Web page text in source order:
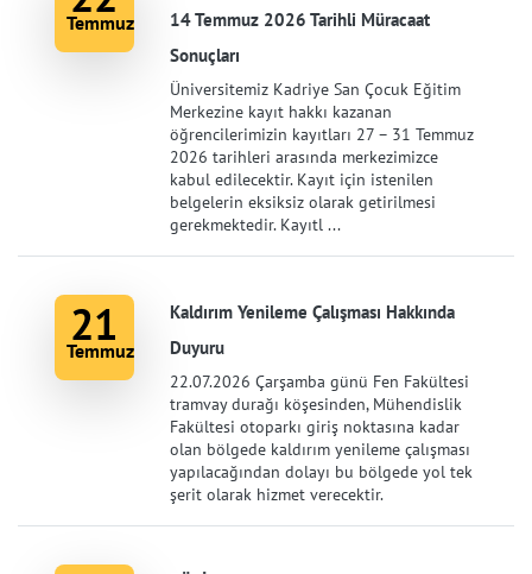
Temmuz
14 Temmuz 2026 Tarihli Müracaat
Sonuçları
Üniversitemiz Kadriye San Çocuk Eğitim
Merkezine kayıt hakkı kazanan
öğrencilerimizin kayıtları 27 – 31 Temmuz
2026 tarihleri arasında merkezimizce
kabul edilecektir. Kayıt için istenilen
belgelerin eksiksiz olarak getirilmesi
gerekmektedir. Kayıtl ...
21
Temmuz
Kaldırım Yenileme Çalışması Hakkında
Duyuru
22.07.2026 Çarşamba günü Fen Fakültesi
tramvay durağı köşesinden, Mühendislik
Fakültesi otoparkı giriş noktasına kadar
olan bölgede kaldırım yenileme çalışması
yapılacağından dolayı bu bölgede yol tek
şerit olarak hizmet verecektir.